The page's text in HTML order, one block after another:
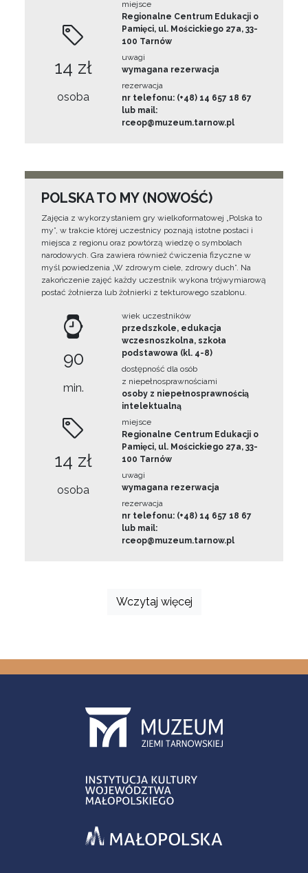
14 zł
osoba
miejsce
Regionalne Centrum Edukacji o
Pamięci, ul. Mościckiego 27a, 33-
100 Tarnów
uwagi
wymagana rezerwacja
rezerwacja
nr telefonu: (+48) 14 657 18 67
lub mail:
rceop@muzeum.tarnow.pl
POLSKA TO MY (NOWOŚĆ)
Zajęcia z wykorzystaniem gry wielkoformatowej „Polska to
my”, w trakcie której uczestnicy poznają istotne postaci i
miejsca z regionu oraz powtórzą wiedzę o symbolach
narodowych. Gra zawiera również ćwiczenia fizyczne w
myśl powiedzenia „W zdrowym ciele, zdrowy duch”. Na
zakończenie zajęć każdy uczestnik wykona trójwymiarową
postać żołnierza lub żołnierki z tekturowego szablonu.
90
min.
14 zł
osoba
wiek uczestników
przedszkole, edukacja
wczesnoszkolna, szkoła
podstawowa (kl. 4-8)
dostępność dla osób
z niepełnosprawnościami
osoby z niepełnosprawnością
intelektualną
miejsce
Regionalne Centrum Edukacji o
Pamięci, ul. Mościckiego 27a, 33-
100 Tarnów
uwagi
wymagana rezerwacja
rezerwacja
nr telefonu: (+48) 14 657 18 67
lub mail:
rceop@muzeum.tarnow.pl
Wczytaj więcej